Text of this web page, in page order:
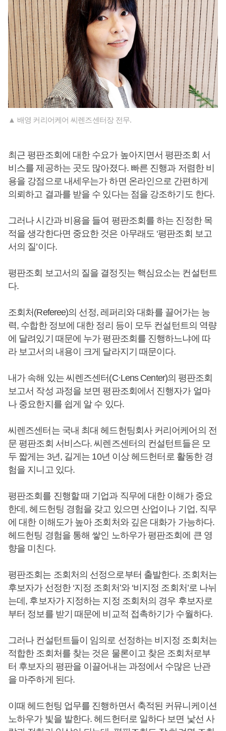
▲ 배영 커리어케어 씨렌즈센터장 전무.
최근 평판조회에 대한 수요가 높아지면서 평판조회 서
비스를 제공하는 곳도 많아졌다. 빠른 진행과 저렴한 비
용을 강점으로 내세우는가 하면 온라인으로 간편하게
의뢰하고 결과를 받을 수 있다는 점을 강조하기도 한다.
그러나 시간과 비용을 들여 평판조회를 하는 진정한 목
적을 생각한다면 중요한 것은 아무래도 ‘평판조회 보고
서의 질’이다.
평판조회 보고서의 질을 결정짓는 핵심요소는 컨설턴트
다.
조회처(Referee)의 선정, 레퍼리와 대화를 끌어가는 능
력, 수합한 정보에 대한 정리 등이 모두 컨설턴트의 역량
에 달려있기 때문에 누가 평판조회를 진행하느냐에 따
라 보고서의 내용이 크게 달라지기 때문이다.
내가 속해 있는 씨렌즈센터(C·Lens Center)의 평판조회
보고서 작성 과정을 보면 평판조회에서 진행자가 얼마
나 중요한지를 쉽게 알 수 있다.
씨렌즈센터는 국내 최대 헤드헌팅회사 커리어케어의 전
문 평판조회 서비스다. 씨렌즈센터의 컨설턴트들은 모
두 짧게는 3년, 길게는 10년 이상 헤드헌터로 활동한 경
험을 지니고 있다.
평판조회를 진행할 때 기업과 직무에 대한 이해가 중요
한데, 헤드헌팅 경험을 갖고 있으면 산업이나 기업, 직무
에 대한 이해도가 높아 조회처와 깊은 대화가 가능하다.
헤드헌팅 경험을 통해 쌓인 노하우가 평판조회에 큰 영
향을 미친다.
평판조회는 조회처의 선정으로부터 출발한다. 조회처는
후보자가 선정한 ‘지정 조회처’와 ‘비지정 조회처’로 나뉘
는데, 후보자가 지정하는 지정 조회처의 경우 후보자로
부터 정보를 받기 때문에 비교적 접촉하기가 수월하다.
그러나 컨설턴트들이 임의로 선정하는 비지정 조회처는
적합한 조회처를 찾는 것은 물론이고 찾은 조회처로부
터 후보자의 평판을 이끌어내는 과정에서 수많은 난관
을 마주하게 된다.
이때 헤드헌팅 업무를 진행하면서 축적된 커뮤니케이션
노하우가 빛을 발한다. 헤드헌터로 일하다 보면 낯선 사